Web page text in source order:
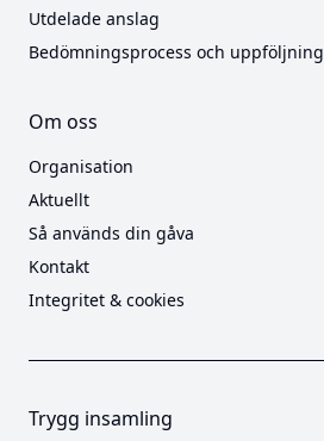
Utdelade anslag
Bedömningsprocess och uppföljning
Om oss
Organisation
Aktuellt
Så används din gåva
Kontakt
Integritet & cookies
Trygg insamling